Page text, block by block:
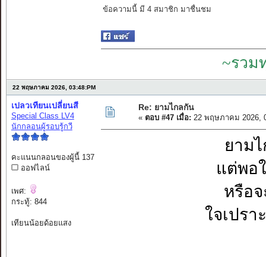
ข้อความนี้ มี 4 สมาชิก มาชื่นชม
~รวม
22 พฤษภาคม 2026, 03:48:PM
เปลวเทียนเปลี่ยนสี
Special Class LV4
นักกลอนผู้รอบรู้กวี
คะแนนกลอนของผู้นี้ 137
ออฟไลน์
เพศ:
กระทู้: 844
เทียนน้อยด้อยแสง
Re: ยามไกลกัน
« ตอบ #47 เมื่อ: 22 พฤษภาคม 2026,
ยาม
แต่พอ
หรือ
ใจเปรา